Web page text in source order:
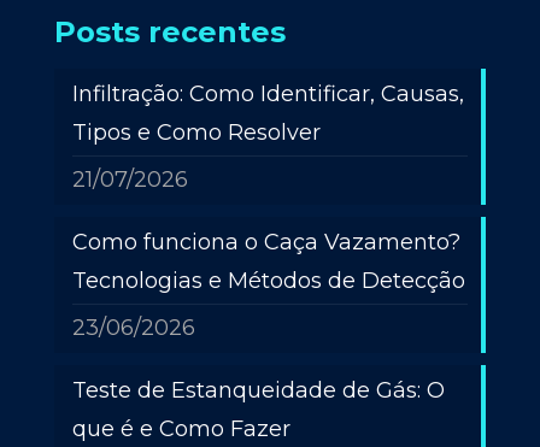
Posts recentes
Infiltração: Como Identificar, Causas,
Tipos e Como Resolver
21/07/2026
Como funciona o Caça Vazamento?
Tecnologias e Métodos de Detecção
23/06/2026
Teste de Estanqueidade de Gás: O
que é e Como Fazer